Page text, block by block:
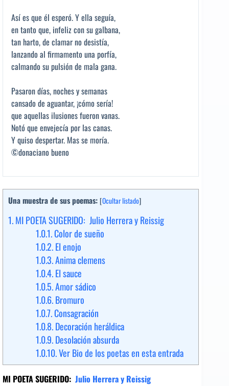
Así es que él esperó. Y ella seguía,
en tanto que, infeliz con su galbana,
tan harto, de clamar no desistía,
lanzando al firmamento una porfía,
calmando su pulsión de mala gana.
Pasaron días, noches y semanas
cansado de aguantar, ¡cómo sería!
que aquellas ilusiones fueron vanas.
Notó que envejecía por las canas.
Y quiso despertar. Mas se moría.
©donaciano bueno
Una muestra de sus poemas: [Ocultar listado]
1.MI POETA SUGERIDO: Julio Herrera y Reissig
1.0.1.Color de sueño
1.0.2.El enojo
1.0.3.Anima clemens
1.0.4.El sauce
1.0.5.Amor sádico
1.0.6.Bromuro
1.0.7.Consagración
1.0.8.Decoración heráldica
1.0.9.Desolación absurda
1.0.10.Ver Bio de los poetas en esta entrada
MI POETA SUGERIDO: Julio Herrera y Reissig